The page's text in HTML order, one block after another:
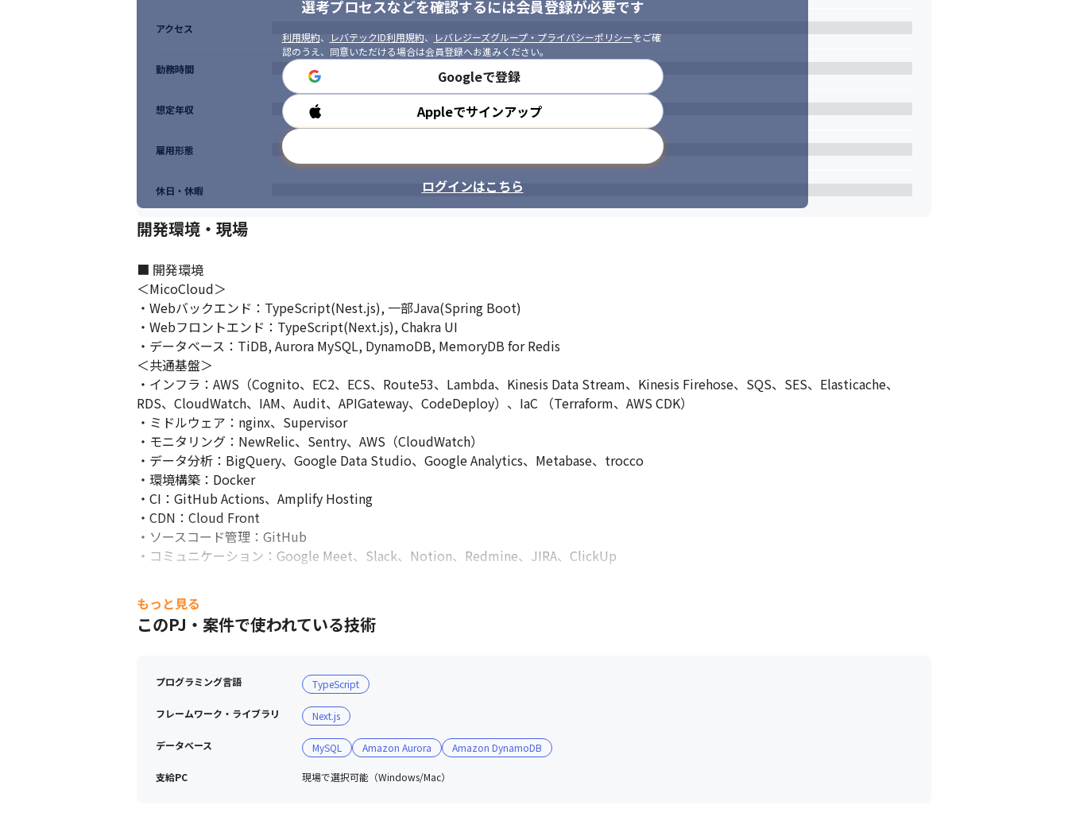
■現在の開発チームにマッチしやすい方
- リファクタリングしながらコード品質を上げていきたい人
- 中長期的な視点でスケーラビリティある設計を考えたい人
- コードをどんどん書いていきたい人
- 技術的な面白さ・やりがいを感じられる人
- 自身で仮説を立てて説明して改善していきたい人
選考プロセスなどを確認するには会員登録が必要です
利用規約、 レバテックID利用規約、 レバレジーズグループ・プライバシーポリシーをご確
認のうえ、同意いただける場合は会員登録へお進みください。
Googleで登録
Appleでサインアップ
ログインはこちら
アクセス
勤務時間
想定年収
雇用形態
休日・休暇
開発環境・現場
■ 開発環境
＜MicoCloud＞
・Webバックエンド：TypeScript(Nest.js), 一部Java(Spring Boot)
・Webフロントエンド：TypeScript(Next.js), Chakra UI
・データベース：TiDB, Aurora MySQL, DynamoDB, MemoryDB for Redis
＜共通基盤＞
・インフラ：AWS（Cognito、EC2、ECS、Route53、Lambda、Kinesis Data Stream、Kinesis Firehose、SQS、SES、Elasticache、
RDS、CloudWatch、IAM、Audit、APIGateway、CodeDeploy）、IaC （Terraform、AWS CDK）
・ミドルウェア：nginx、Supervisor
・モニタリング：NewRelic、Sentry、AWS（CloudWatch）
・データ分析：BigQuery、Google Data Studio、Google Analytics、Metabase、trocco
・環境構築：Docker
・CI：GitHub Actions、Amplify Hosting
・CDN：Cloud Front
・ソースコード管理：GitHub
・コミュニケーション：Google Meet、Slack、Notion、Redmine、JIRA、ClickUp
もっと見る
このPJ・案件で使われている技術
プログラミング言語 TypeScript
フレームワーク・ライブラリ Next.js
データベース MySQL Amazon Aurora Amazon DynamoDB
支給PC 現場で選択可能（Windows/Mac）